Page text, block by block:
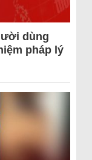
dùng
pháp lý